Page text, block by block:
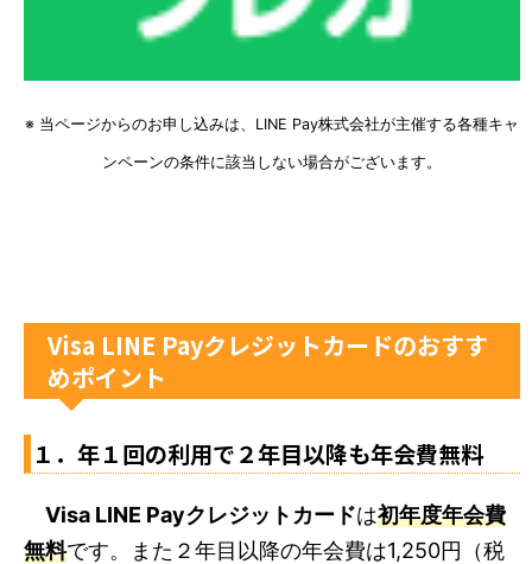
※ 当ページからのお申し込みは、LINE Pay株式会社が主催する各種キャ
ンペーンの条件に該当しない場合がございます。
Visa LINE Payクレジットカードのおすす
めポイント
１．年１回の利用で２年目以降も年会費無料
Visa LINE Payクレジットカードは初年度年会費
無料です。また２年目以降の年会費は1,250円（税